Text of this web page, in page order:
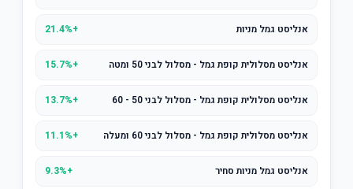
אנליסט גמל מניות +21.4%
אנליסט מסלולית קופת גמל - מסלול לבני 50 ומטה +15.7%
אנליסט מסלולית קופת גמל - מסלול לבני 50 - 60 +13.7%
אנליסט מסלולית קופת גמל - מסלול לבני 60 ומעלה +11.1%
אנליסט גמל מניות סחיר +9.3%